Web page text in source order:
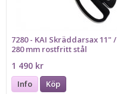
7280 - KAI Skräddarsax 11" /
280 mm rostfritt stål
1 490 kr
Info Köp